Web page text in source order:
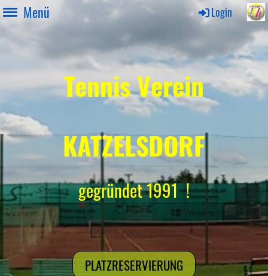
Menü Login
Tennis Verein
KATZELSDORF
gegründet 1991 !
PLATZRESERVIERUNG